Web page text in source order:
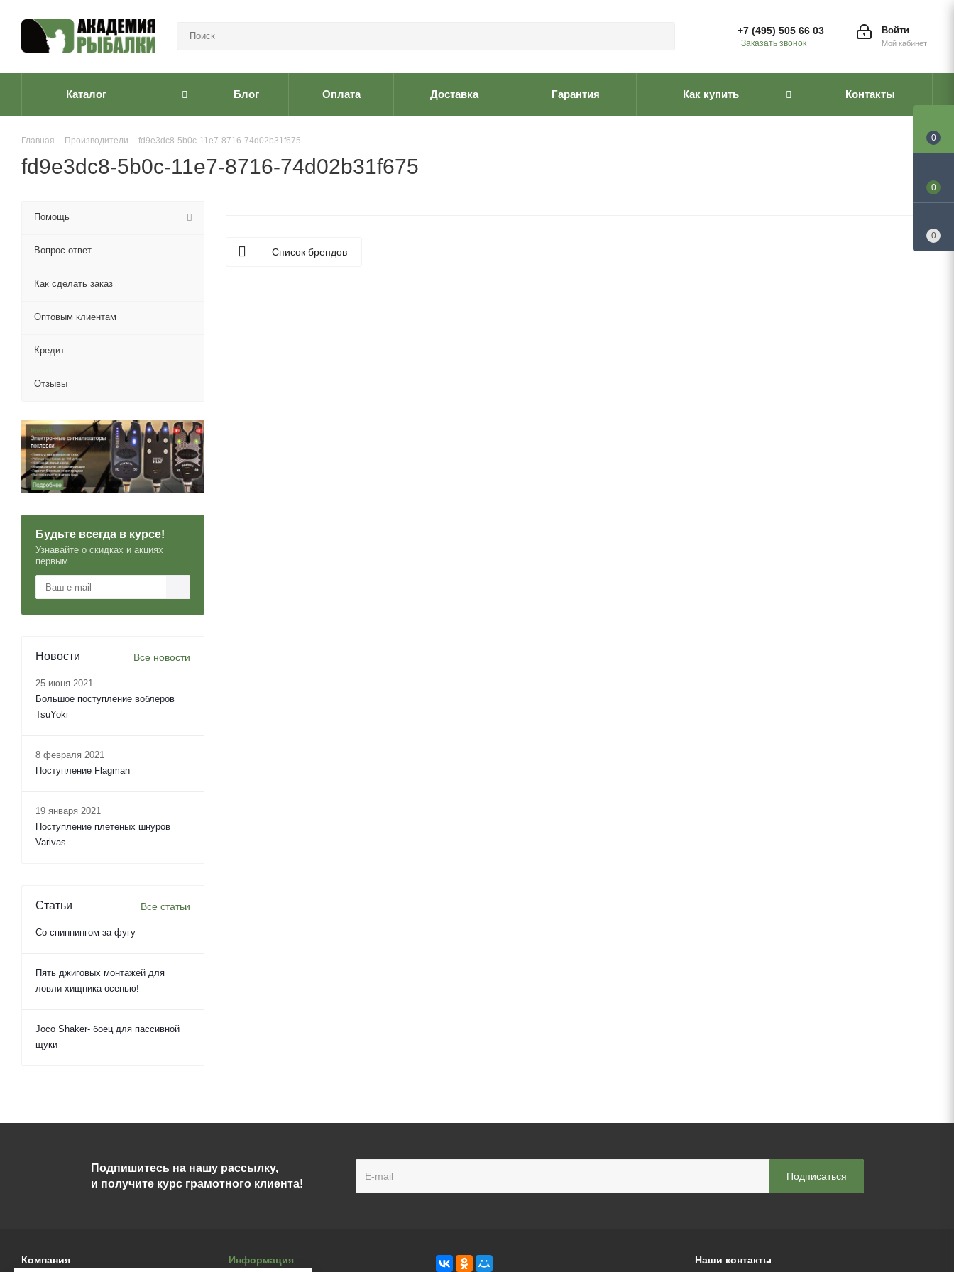
Войти
Мой кабинет
+7 (495) 505 66 03
Заказать звонок
Каталог Блог Оплата Доставка Гарантия Как купить Контакты
Главная - Производители - fd9e3dc8-5b0c-11e7-8716-74d02b31f675
fd9e3dc8-5b0c-11e7-8716-74d02b31f675
Список брендов
Помощь
Вопрос-ответ
Как сделать заказ
Оптовым клиентам
Кредит
Отзывы
Будьте всегда в курсе!
Узнавайте о скидках и акциях
первым
Новости Все новости
25 июня 2021
Большое поступление воблеров
TsuYoki
8 февраля 2021
Поступление Flagman
19 января 2021
Поступление плетеных шнуров
Varivas
Статьи Все статьи
Со спиннингом за фугу
Пять джиговых монтажей для
ловли хищника осенью!
Joco Shaker- боец для пассивной
щуки
Подпишитесь на нашу рассылку,
и получите курс грамотного клиента!
Компания Информация Наши контакты
0
0
0